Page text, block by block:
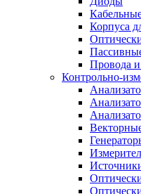
Корпуса
Провода и
Контрольно-